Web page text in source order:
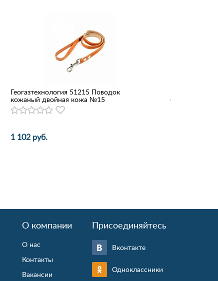
Геогазтехнология 51215 Поводок
кожаный двойная кожа №15
1 102 руб.
41 см)
2 000 руб.
О компании
О нас
Контакты
Вакансии
Присоединяйтесь
Вконтакте
Одноклассники